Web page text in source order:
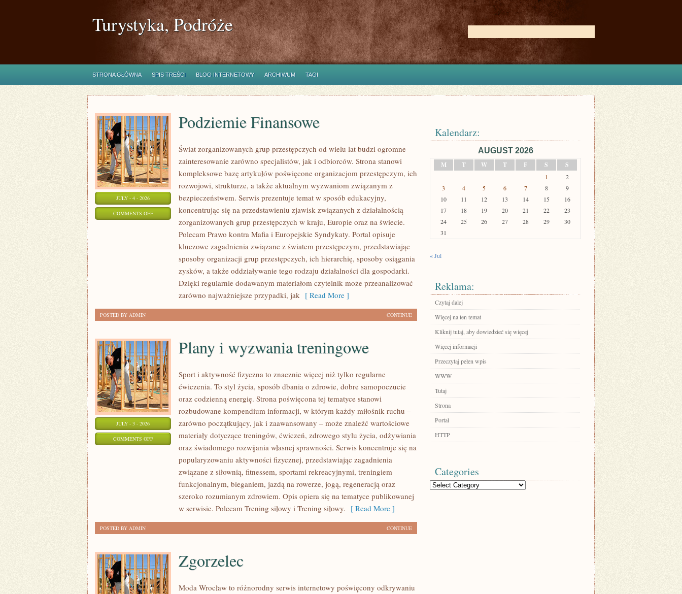
Turystyka, Podróże
STRONA GŁÓWNA SPIS TREŚCI BLOG INTERNETOWY ARCHIWUM TAGI
JULY - 4 - 2026
COMMENTS OFFON
PODZIEMIE
FINANSOWE
Podziemie Finansowe
Świat zorganizowanych grup przestępczych od wielu lat budzi ogromne
zainteresowanie zarówno specjalistów, jak i odbiorców. Strona stanowi
kompleksowe bazę artykułów poświęcone organizacjom przestępczym, ich
rozwojowi, strukturze, a także aktualnym wyzwaniom związanym z
bezpieczeństwem. Serwis prezentuje temat w sposób edukacyjny,
koncentrując się na przedstawieniu zjawisk związanych z działalnością
zorganizowanych grup przestępczych w kraju, Europie oraz na świecie.
Polecam Prawo kontra Mafia i Europejskie Syndykaty. Portal opisuje
kluczowe zagadnienia związane z światem przestępczym, przedstawiając
sposoby organizacji grup przestępczych, ich hierarchię, sposoby osiągania
zysków, a także oddziaływanie tego rodzaju działalności dla gospodarki.
Dzięki regularnie dodawanym materiałom czytelnik może przeanalizować
zarówno najważniejsze przypadki, jak [ Read More ]
CONTINUE
POSTED BY ADMIN
JULY - 3 - 2026
COMMENTS OFFON
WYZWANIA
TRENINGOWE
Plany i wyzwania treningowe
Sport i aktywność fizyczna to znacznie więcej niż tylko regularne
ćwiczenia. To styl życia, sposób dbania o zdrowie, dobre samopoczucie
oraz codzienną energię. Strona poświęcona tej tematyce stanowi
rozbudowane kompendium informacji, w którym każdy miłośnik ruchu –
zarówno początkujący, jak i zaawansowany – może znaleźć wartościowe
materiały dotyczące treningów, ćwiczeń, zdrowego stylu życia, odżywiania
oraz świadomego rozwijania własnej sprawności. Serwis koncentruje się na
popularyzowaniu aktywności fizycznej, przedstawiając zagadnienia
związane z siłownią, fitnessem, sportami rekreacyjnymi, treningiem
funkcjonalnym, bieganiem, jazdą na rowerze, jogą, regeneracją oraz
szeroko rozumianym zdrowiem. Opis opiera się na tematyce publikowanej
w serwisie. Polecam Trening siłowy i Trening siłowy. [ Read More ]
CONTINUE
POSTED BY ADMIN
Zgorzelec
Moda Wrocław to różnorodny serwis internetowy poświęcony odkrywaniu
Kalendarz:
AUGUST 2026
M
T W T F S S
1
2
3
4 5 6 7 8
9
10
11 12 13 14 15
16
17
18 19 20 21 22
23
24
25 26 27 28 29
30
31
« Jul
Reklama:
Czytaj dalej
Więcej na ten temat
Kliknij tutaj, aby dowiedzieć się więcej
Więcej informacji
Przeczytaj pełen wpis
WWW
Tutaj
Strona
Portal
HTTP
Categories
Categories